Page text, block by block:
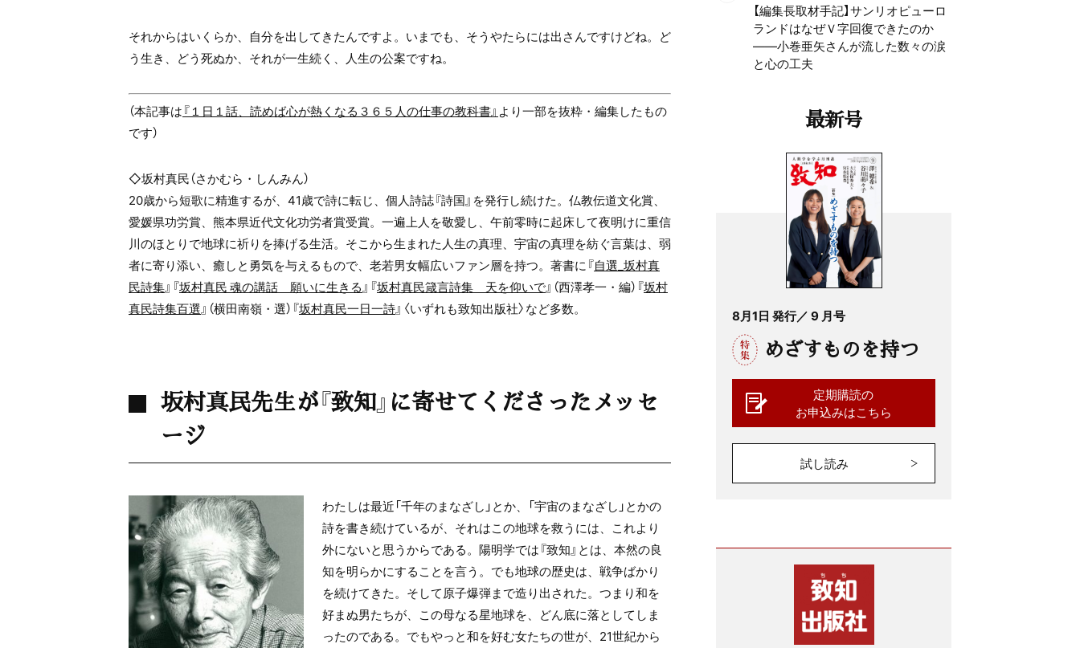
それからはいくらか、自分を出してきたんですよ。 いまでも、そうやたらには出さんですけどね。 ど
う生き、どう死ぬか、それが一生続く、 人生の公案ですね。
（本記事は『１日１話、読めば心が熱くなる３６５人の仕事の教科書』 より一部を抜粋・編集したもの
です）
◇坂村真民（さかむら・しんみん）
20歳から短歌に精進するが、41歳で詩に転じ、個人詩誌『詩国』を発行し続けた。仏教伝道文化賞、
愛媛県功労賞、熊本県近代文化功労者賞受賞。 一遍上人を敬愛し、午前零時に起床して夜明けに重信
川のほとりで地球に祈りを捧げる生活。そこから生まれた人生の真理、宇宙の真理を紡ぐ言葉は、弱
者に寄り添い、癒しと勇気を与えるもので、老若男女幅広いファン層を持つ。著書に『自選_坂村真
民詩集』『坂村真民 魂の講話 願いに生きる』 『坂村真民箴言詩集 天を仰いで』（西澤孝一・編）『坂村
真民詩集百選』（横田南嶺・選） 『坂村真民一日一詩』〈いずれも致知出版社〉など多数。
坂村真民先生が『致知』に寄せてくださったメッセ
ージ
わたしは最近「千年のまなざし」とか、「宇宙のまなざし」とかの
詩を書き続けているが、それはこの地球を救うには、これより
外にないと思うからである。陽明学では『致知』とは、本然の良
知を明らかにすることを言う。でも地球の歴史は、戦争ばかり
を続けてきた。そして原子爆弾まで造り出された。つまり和を
好まぬ男たちが、この母なる星地球を、どん底に落としてしま
ったのである。でもやっと和を好む女たちの世が、21世紀から
【編集長取材手記】サンリオピューロ
ランドはなぜＶ字回復できたのか
——小巻亜矢さんが流した数々の涙
と心の工夫
最新号
8月1日 発行／ 9 月号
めざすものを持つ
定期購読の
お申込みはこちら
試し読み